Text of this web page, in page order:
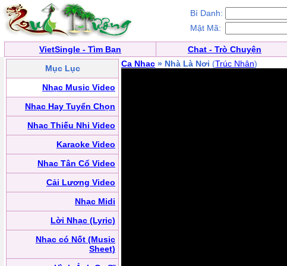
Bí Danh:
Mật Mã:
VietSingle - Tìm Bạn Chat - Trò Chuyện
Mục Lục
Nhạc Music Video
Nhạc Hay Tuyển Chọn
Nhạc Thiếu Nhi Video
Karaoke Video
Nhạc Tân Cổ Video
Cải Lương Video
Nhạc Midi
Lời Nhạc (Lyric)
Nhạc có Nốt (Music
Sheet)
Ca Nhạc » Nhà Là Nơi (Trúc Nhân)